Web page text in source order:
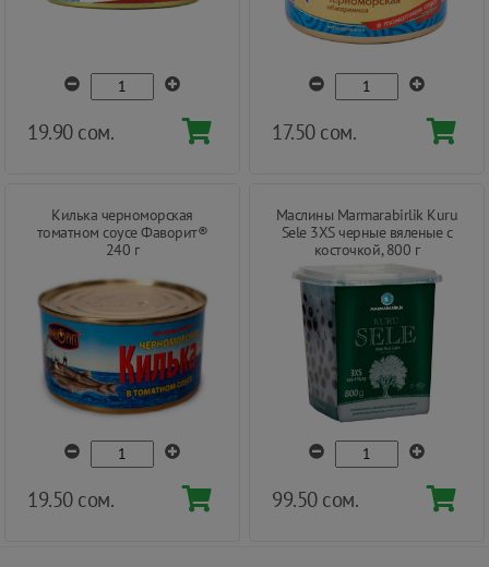
19.90 сом. 17.50 сом.
Килька черноморская
томатном соусе Фаворит®
240 г
19.50 сом.
Маслины Marmarabirlik Kuru
Sele 3XS черные вяленые с
косточкой, 800 г
99.50 сом.